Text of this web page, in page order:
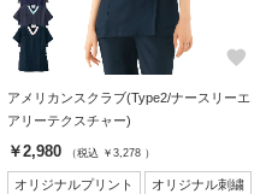
favorite
アメリカンスクラブ(Type2/ナースリーエ
アリーテクスチャー)
￥2,980 （税込 ￥3,278 ）
オリジナルプリント オリジナル刺繍